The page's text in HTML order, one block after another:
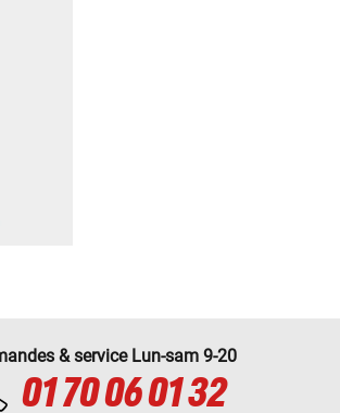
& service Lun-sam 9-20
01 70 06 01 32